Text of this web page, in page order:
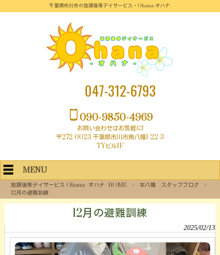
千葉県市川市の放課後等デイサービス・Ohana-オハナ-
047-312-6793
090-9850-4969
お問い合わせはお気軽に!
〒272-0023 千葉県市川市南八幡1-22-3
TYビル1F
MENU
放課後等デイサービス Ohana -オハナ- HOME > 本八幡 スタッフブログ
>
12月の避難訓練
12月の避難訓練
2025/02/13